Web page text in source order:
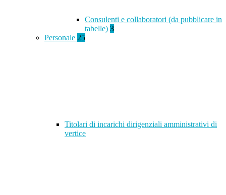
Consulenti e collaboratori (da pubblicare in
tabelle) 3
Personale 25
Titolari di incarichi dirigenziali amministrativi di
vertice